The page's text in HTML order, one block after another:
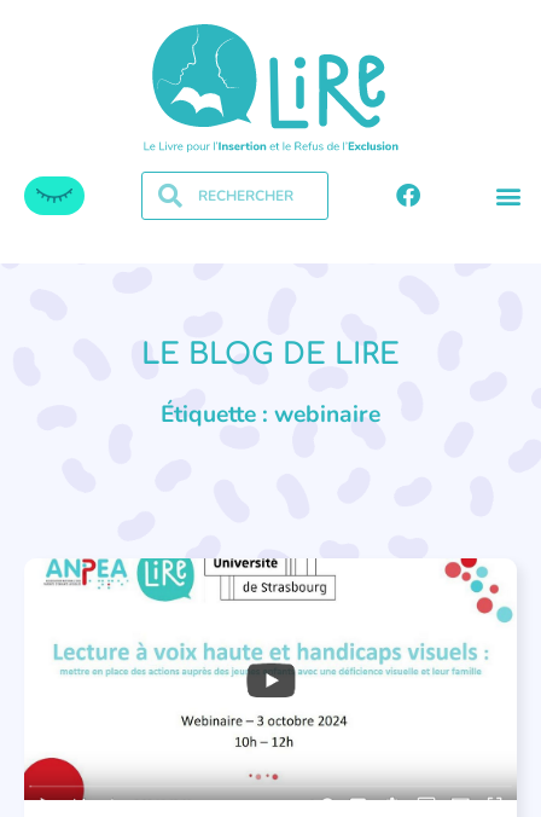
LE BLOG DE LIRE
Étiquette : webinaire
COLLOQUES ET RENCONTRES